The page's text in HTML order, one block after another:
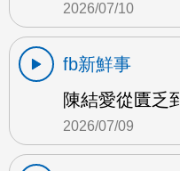
2026/07/10
fb新鮮事
陳結愛從匱乏
2026/07/09